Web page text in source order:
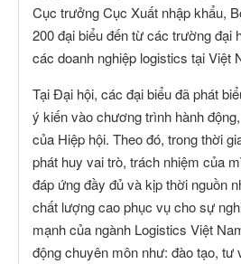
Cục trưởng Cục Xuất nhập khẩu,
200 đại biểu đến từ các trường đại
các doanh nghiệp logistics tại Việt
Tại Đại hội, các đại biểu đã phát
ý kiến vào chương trình hành
của Hiệp hội. Theo đó, trong thời
phát huy vai trò, trách nhiệm của
đáp ứng đầy đủ và kịp thời nguồn
chất lượng cao phục vụ cho sự
mạnh của ngành Logistics Việt
động chuyên môn như: đào tạo, tư